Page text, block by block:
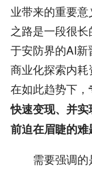
业带来的重要
之路是一段很
于安防界的AI新
商业化探索内耗
在如此趋势下，
快速变现、并
前迫在眉睫的难
需要强调的